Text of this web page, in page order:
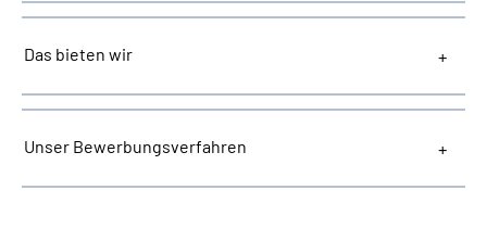
Das bieten wir
Unser Bewerbungsverfahren